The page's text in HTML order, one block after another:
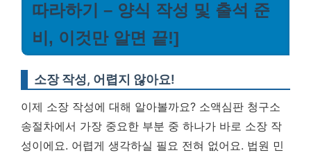
따라하기 – 양식 작성 및 출석 준
비, 이것만 알면 끝!]
소장 작성, 어렵지 않아요!
이제 소장 작성에 대해 알아볼까요? 소액심판 청구소
송절차에서 가장 중요한 부분 중 하나가 바로 소장 작
성이에요. 어렵게 생각하실 필요 전혀 없어요. 법원 민